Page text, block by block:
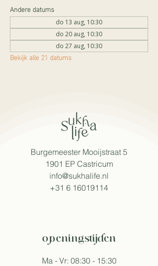
Andere datums
do 13 aug, 10:30
do 20 aug, 10:30
do 27 aug, 10:30
Bekijk alle 21 datums
Burgemeester Mooijstraat 5
1901 EP Castricum​
info@sukhalife.nl
+31 6 16019114
openingstijden
Ma - Vr: 08:30 - 15:30